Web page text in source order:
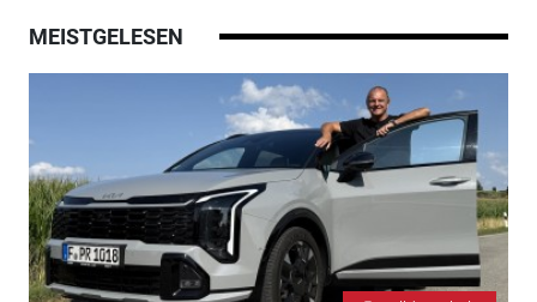
MEISTGELESEN